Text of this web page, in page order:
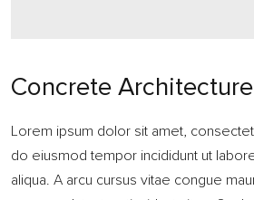
Concrete Architecture
Lorem ipsum dolor sit amet,
do eiusmod tempor incididunt ut
aliqua. A arcu cursus vitae congue